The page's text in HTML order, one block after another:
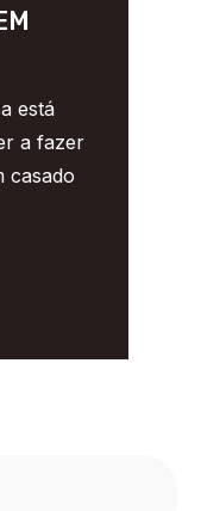
está
a fazer
casado